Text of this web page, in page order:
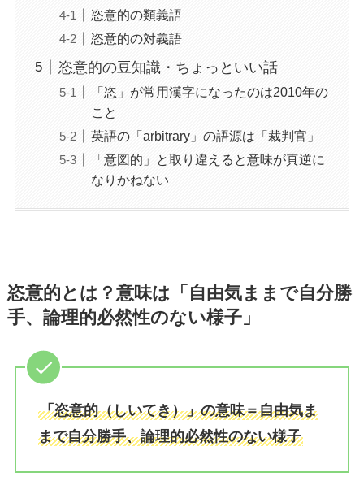
恣意的の類義語
恣意的の対義語
恣意的の豆知識・ちょっといい話
「恣」が常用漢字になったのは2010年の
こと
英語の「arbitrary」の語源は「裁判官」
「意図的」と取り違えると意味が真逆に
なりかねない
恣意的とは？意味は「自由気ままで自分勝
手、論理的必然性のない様子」
「恣意的（しいてき）」の意味＝自由気ま
まで自分勝手、論理的必然性のない様子